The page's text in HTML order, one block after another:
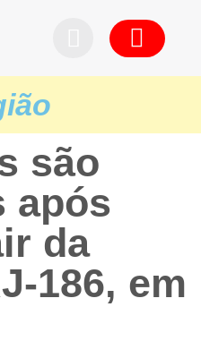
são
após
da
186, em